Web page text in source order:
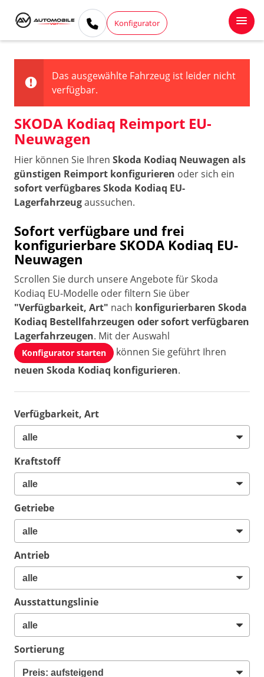
Konfigurator
Das ausgewählte Fahrzeug ist leider nicht
verfügbar.
SKODA Kodiaq Reimport EU-
Neuwagen
Hier können Sie Ihren Skoda Kodiaq Neuwagen als
günstigen Reimport konfigurieren oder sich ein
sofort verfügbares Skoda Kodiaq EU-
Lagerfahrzeugaussuchen.
Sofort verfügbare und frei
konfigurierbare SKODA Kodiaq EU-
Neuwagen
Scrollen Sie durch unsere Angebote für Skoda
Kodiaq EU-Modelle oder filtern Sie über
"Verfügbarkeit, Art" nach konfigurierbaren Skoda
Kodiaq Bestellfahrzeugen oder sofort verfügbaren
Lagerfahrzeugen. Mit der Auswahl
Konfigurator starten
können Sie geführt Ihren
neuen Skoda Kodiaq konfigurieren.
Verfügbarkeit, Art
Kraftstoff
Getriebe
Antrieb
Ausstattungslinie
Sortierung